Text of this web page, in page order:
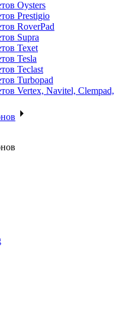
Oysters
Prestigio
RoverPad
Supra
Texet
Tesla
Teclast
Turbopad
Vertex, Navitel, Clempad,